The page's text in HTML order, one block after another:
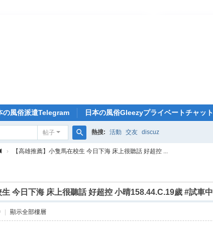
の風俗派遣Telegram 日本の風俗Gleezyプライベートチャット
帖子
搜
熱搜: 活動 交友 discuz
› 【高雄推薦】小隻馬在校生 今日下海 床上很聽話 好超控 ...
生 今日下海 床上很聽話 好超控 小晴158.44.C.19歲 #試車中
顯示全部樓層